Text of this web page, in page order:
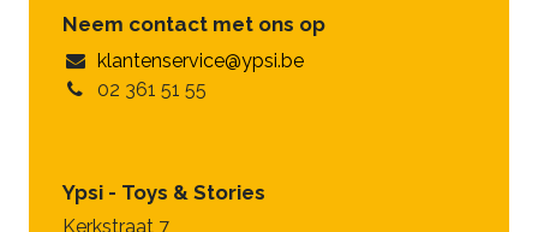
Neem contact met ons op
klantenservice@ypsi.be
02 361 51 55
Ypsi - Toys & Stories
Kerkstraat 7